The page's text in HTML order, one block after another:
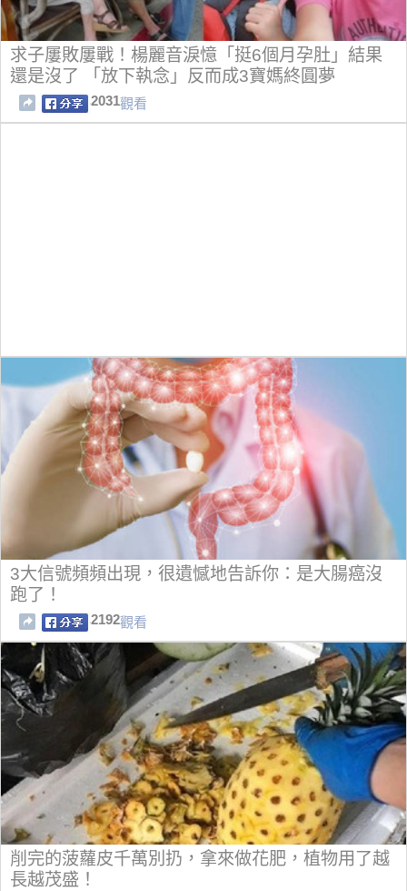
求子屢敗屢戰！楊麗音淚憶「挺6個月孕肚」結果
還是沒了 「放下執念」反而成3寶媽終圓夢
2031觀看
3大信號頻頻出現，很遺憾地告訴你：是大腸癌沒
跑了！
2192觀看
削完的菠蘿皮千萬別扔，拿來做花肥，植物用了越
長越茂盛！